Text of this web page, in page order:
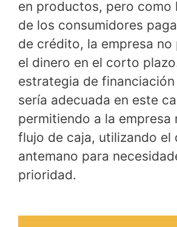
en productos, pero como
de los consumidores
de crédito, la empresa no
el dinero en el corto
estrategia de
sería adecuada en este
permitiendo a la empresa
flujo de caja, utilizando el
antemano para
prioridad.